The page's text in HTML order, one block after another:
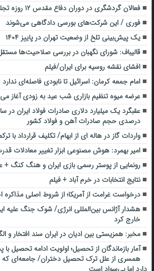
فعالان گردشگری در دوران دفاع مقدس ۱۲ روزه تجلیل شدند
فوری / این شرکت‌های بورسی دادگاهی می‌شوند
یک پیش‌بینی تلخ از وضعیت تهران در پاییز ۱۴۰۴
قالیباف: شورای نگهبان در بررسی صلاحیت‌ها
افشای نقشه روسیه برای ایران/فیلم
امام جمعه کرمان: اسرائیل تا نابودی فاصله‌ای ندارد
عرضه میوه تنظیم بازاری شب عید به زودی آغاز
درصدی حجم صادرات آهن و فولاد کشور
واردات گاز در هاله ای از ابهام/ تکلیف قرارداد با
امیر بهمرد: هوش مصنوعی ابزار تغییر معادلات
رونمایی از پوستر رسمی بازی ایران و هنگ کنگ +
نتایج انتخابات در خرم آباد + فیلم
درخواست غرامت از آمریکا؛ از شروط اصلی مذاکره
هشدار آژانس بین‌المللی انرژی/ شوک جنگ علیه
خارج کرد
مخبر: همزیستی بین ادیان در ایران سند افتخار و
آمار بازماندگان از تحصیل؛ اولویت ادامه تحصیل
همسری از علل ترک تحصیل دختران/ جامعه‌ای که